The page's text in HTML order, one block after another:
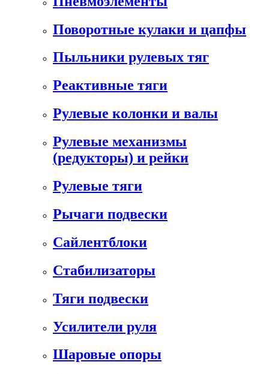
Поворотные кулаки и цапфы
Пыльники рулевых тяг
Реактивные тяги
Рулевые колонки и валы
Рулевые механизмы
(редукторы) и рейки
Рулевые тяги
Рычаги подвески
Сайлентблоки
Стабилизаторы
Тяги подвески
Усилители руля
Шаровые опоры